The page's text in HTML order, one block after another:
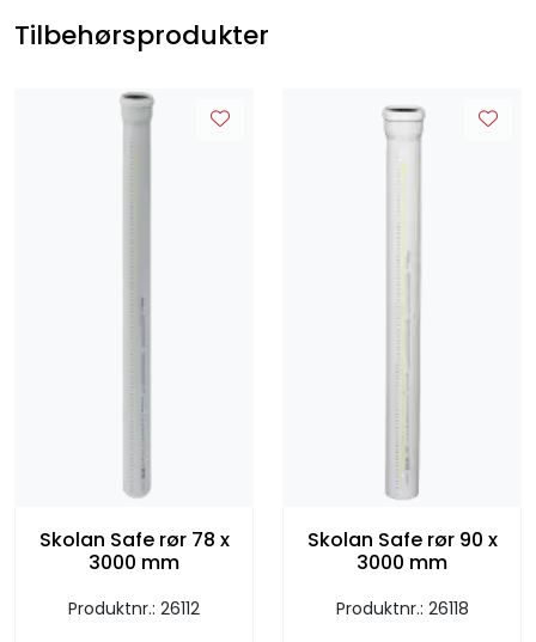
Tilbehørsprodukter
Skolan Safe rør 78 x
3000 mm
Produktnr.: 26112
Skolan Safe rør 90 x
3000 mm
Produktnr.: 26118